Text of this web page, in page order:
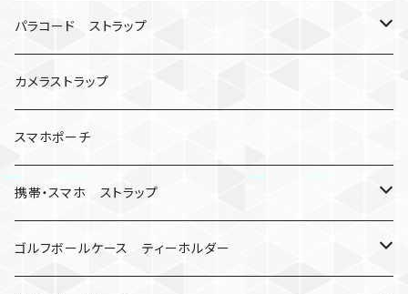
シャックル
数珠
ベルトループ
クボタン
キーケース
人形
忍者
キャンプ道具
iPhone
カナビラウォッチ
腕時計
アップルウォッチ
バックル
マッドマックス
パラコード ストラップ
サバイバルツール
カメラストラップ
スマホポーチ
携帯・スマホ ストラップ
ネックストラップ・ショルダーストラップ
ゴルフボールケース ティーホルダー